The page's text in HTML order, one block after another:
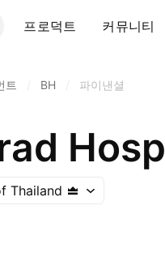
프로덕트 커뮤니티
트 BH 파이낸셜
Thailand